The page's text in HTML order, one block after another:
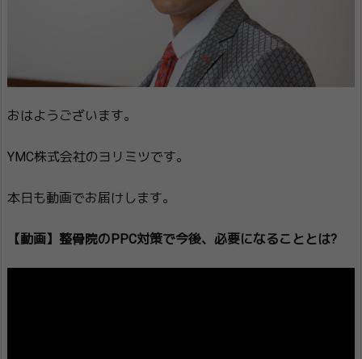
おはようございます。
YMC株式会社のヨリミツです。
本日も動画でお届けします。
【動画】整骨院のPPC対策で今後、必要になることとは?